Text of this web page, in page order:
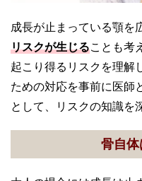
成長が止まっている顎を
リスクが生じることも考
起こり得るリスクを理解
ための対応を事前に医師
として、リスクの知識を
骨自